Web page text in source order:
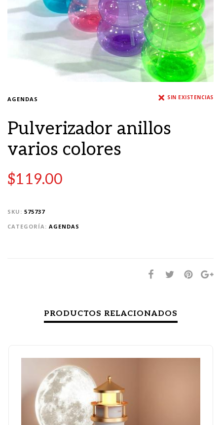
AGENDAS SIN EXISTENCIAS
Pulverizador anillos
varios colores
$119.00
SKU: 575737
CATEGORÍA: AGENDAS
PRODUCTOS RELACIONADOS